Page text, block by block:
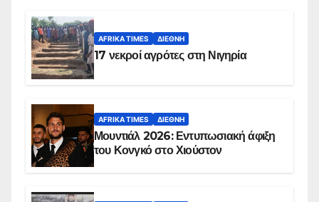
AFRIKA TIMES ΔΙΕΘΝΉ
17 νεκροί αγρότες στη Νιγηρία
AFRIKA TIMES ΔΙΕΘΝΉ
Μουντιάλ 2026: Εντυπωσιακή άφιξη
του Κονγκό στο Χιούστον